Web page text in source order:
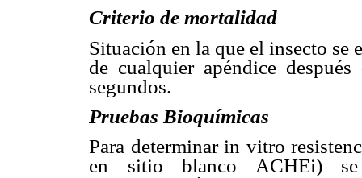
Criterio de mortalidad
Situación en la que el insecto
de cualquier apéndice
segundos.
Pruebas Bioquímicas
Para determinar in vitro
en sitio blanco ACHEi) se